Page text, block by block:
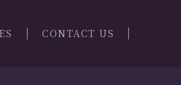
CONTACT US